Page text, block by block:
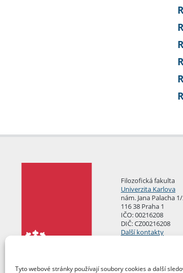
Tyto webové stránky používají soubory cookies a další
Filozofická fakulta
Univerzita Karlova
nám. Jana Palacha
116 38 Praha 1
IČO: 00216208
DIČ: CZ00216208
Další kontakty